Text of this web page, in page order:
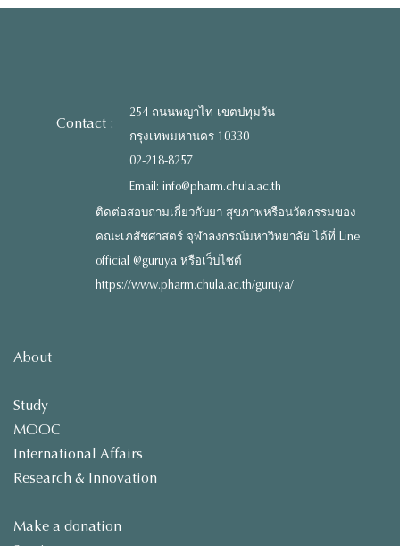
Contact :
254 ถนนพญาไท เขตปทุมวัน
กรุงเทพมหานคร 10330
02-218-8257
Email: info@pharm.chula.ac.th
ติดต่อสอบถามเกี่ยวกับยา สุขภาพหรือนวัตกรรมของ
คณะเภสัชศาสตร์ จุฬาลงกรณ์มหาวิทยาลัย ได้ที่ Line
official @guruya หรือเว็บไซต์
https://www.pharm.chula.ac.th/guruya/
About
Study
MOOC
International Affairs
Research & Innovation
Make a donation